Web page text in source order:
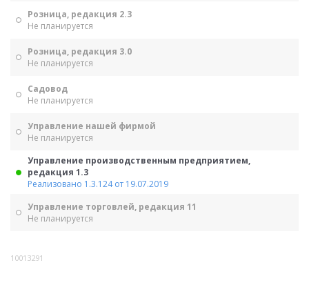
Розница, редакция 2.3
Не планируется
Розница, редакция 3.0
Не планируется
Садовод
Не планируется
Управление нашей фирмой
Не планируется
Управление производственным предприятием,
редакция 1.3
Реализовано 1.3.124 от 19.07.2019
Управление торговлей, редакция 11
Не планируется
10013291